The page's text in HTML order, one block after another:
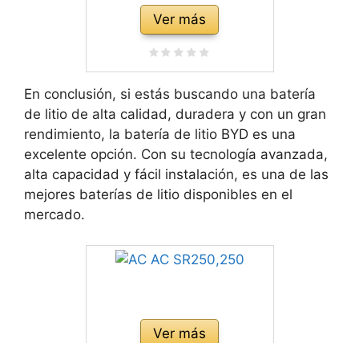
Ver más
En conclusión, si estás buscando una batería
de litio de alta calidad, duradera y con un gran
rendimiento, la batería de litio BYD es una
excelente opción. Con su tecnología avanzada,
alta capacidad y fácil instalación, es una de las
mejores baterías de litio disponibles en el
mercado.
Ver más